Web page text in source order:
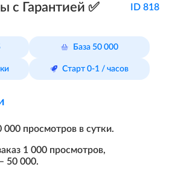
с Гарантией ✅ ID 818
База 50 000
Старт 0-1 / часов
просмотров в сутки.
1 000 просмотров,
50 000.